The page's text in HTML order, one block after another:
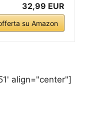
32,99 EUR
su Amazon
align="center"]